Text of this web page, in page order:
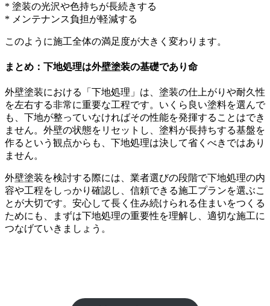
* 塗装の光沢や色持ちが長続きする
* メンテナンス負担が軽減する
このように施工全体の満足度が大きく変わります。
まとめ：下地処理は外壁塗装の基礎であり命
外壁塗装における「下地処理」は、塗装の仕上がりや耐久性
を左右する非常に重要な工程です。いくら良い塗料を選んで
も、下地が整っていなければその性能を発揮することはでき
ません。外壁の状態をリセットし、塗料が長持ちする基盤を
作るという観点からも、下地処理は決して省くべきではあり
ません。
外壁塗装を検討する際には、業者選びの段階で下地処理の内
容や工程をしっかり確認し、信頼できる施工プランを選ぶこ
とが大切です。安心して長く住み続けられる住まいをつくる
ためにも、まずは下地処理の重要性を理解し、適切な施工に
つなげていきましょう。